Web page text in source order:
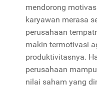
mendorong
karyawan merasa
perusahaan
makin termotivasi
produktivitasnya.
perusahaan
nilai saham yang